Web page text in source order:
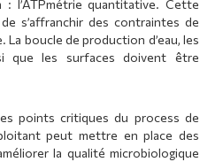
l’ATPmétrie quantitative. Cette
s’affranchir des contraintes de
La boucle de production d’eau, les
que les surfaces doivent être
points critiques du process de
peut mettre en place des
la qualité microbiologique